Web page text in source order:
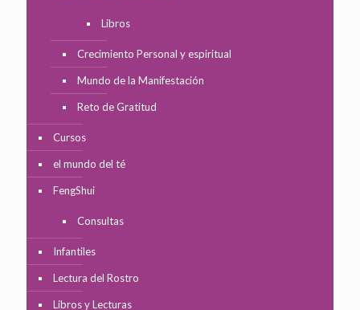
Libros
Crecimiento Personal y espiritual
Mundo de la Manifestación
Reto de Gratitud
Cursos
el mundo del té
FengShui
Consultas
Infantiles
Lectura del Rostro
Libros y Lecturas